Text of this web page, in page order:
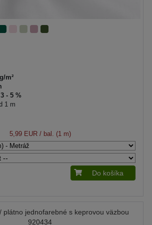
m²
3 - 5 %
1 m
5,99 EUR/ bal. (1 m)
Do košíka
plátno jednofarebné s keprovou väzbou
920434